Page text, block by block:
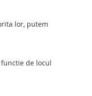
lor, putem
de locul